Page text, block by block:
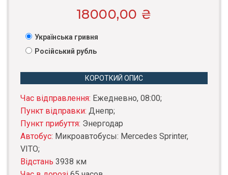
18000,00 ₴
Українська гривня
Російський рубль
КОРОТКИЙ ОПИС
Час відправлення: Ежедневно, 08:00;
Пункт відправки: Днепр;
Пункт прибуття: Энергодар
Автобус: Микроавтобусы: Mercedes Sprinter,
VITO;
Відстань 3938 км